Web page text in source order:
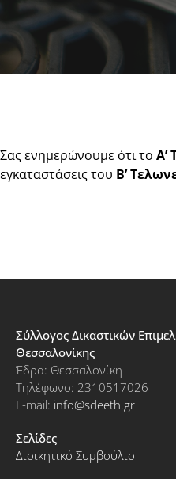
Σας ενημερώνουμε ότι το Α’
εγκαταστάσεις του Β’
Σύλλογος Δικαστικών
Θεσσαλονίκης
Έδρα: Θεσσαλονίκη
Τηλέφωνο: 2310517026
E-mail: info@sdeeth.gr
Σελίδες
Διοικητικό Συμβούλιο